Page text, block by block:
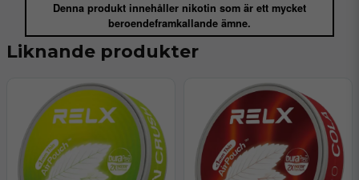
Denna produkt innehåller nikotin som är ett mycket
beroendeframkallande ämne.
Liknande produkter